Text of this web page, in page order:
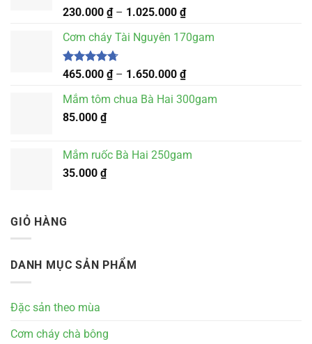
đến
2.180.000 ₫
Được xếp
5.00
5 sao
230.000 ₫ – 1.025.000 ₫Khoảng
từ
đến
1.025.000 ₫
Cơm cháy Tài Nguyên 170gam
Được xếp
4.67
5 sao
465.000 ₫ – 1.650.000 ₫Khoảng
từ
Mắm tôm chua Bà Hai 300gam
85.000 ₫
Mắm ruốc Bà Hai 250gam
35.000 ₫
GIỎ HÀNG
DANH MỤC SẢN PHẨM
Đặc sản theo mùa
Cơm cháy chà bông